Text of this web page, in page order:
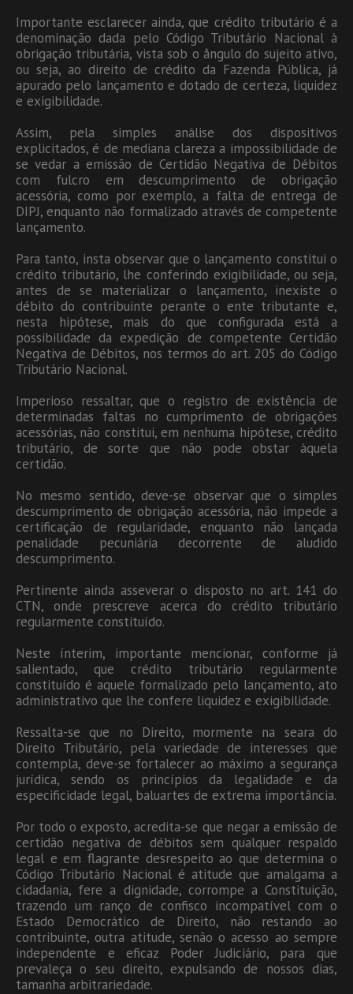
Importante esclarecer ainda, que crédito tributário é a
denominação dada pelo Código Tributário Nacional à
obrigação tributária, vista sob o ângulo do sujeito ativo,
ou seja, ao direito de crédito da Fazenda Pública, já
apurado pelo lançamento e dotado de certeza, liquidez
e exigibilidade.
Assim, pela simples análise dos dispositivos
explicitados, é de mediana clareza a impossibilidade de
se vedar a emissão de Certidão Negativa de Débitos
com fulcro em descumprimento de obrigação
acessória, como por exemplo, a falta de entrega de
DIPJ, enquanto não formalizado através de competente
lançamento.
Para tanto, insta observar que o lançamento constitui o
crédito tributário, lhe conferindo exigibilidade, ou seja,
antes de se materializar o lançamento, inexiste o
débito do contribuinte perante o ente tributante e,
nesta hipótese, mais do que configurada está a
possibilidade da expedição de competente Certidão
Negativa de Débitos, nos termos do art. 205 do Código
Tributário Nacional.
Imperioso ressaltar, que o registro de existência de
determinadas faltas no cumprimento de obrigações
acessórias, não constitui, em nenhuma hipótese, crédito
tributário, de sorte que não pode obstar àquela
certidão.
No mesmo sentido, deve-se observar que o simples
descumprimento de obrigação acessória, não impede a
certificação de regularidade, enquanto não lançada
penalidade pecuniária decorrente de aludido
descumprimento.
Pertinente ainda asseverar o disposto no art. 141 do
CTN, onde prescreve acerca do crédito tributário
regularmente constituído.
Neste ínterim, importante mencionar, conforme já
salientado, que crédito tributário regularmente
constituído é aquele formalizado pelo lançamento, ato
administrativo que lhe confere liquidez e exigibilidade.
Ressalta-se que no Direito, mormente na seara do
Direito Tributário, pela variedade de interesses que
contempla, deve-se fortalecer ao máximo a segurança
jurídica, sendo os princípios da legalidade e da
especificidade legal, baluartes de extrema importância.
Por todo o exposto, acredita-se que negar a emissão de
certidão negativa de débitos sem qualquer respaldo
legal e em flagrante desrespeito ao que determina o
Código Tributário Nacional é atitude que amalgama a
cidadania, fere a dignidade, corrompe a Constituição,
trazendo um ranço de confisco incompatível com o
Estado Democrático de Direito, não restando ao
contribuinte, outra atitude, senão o acesso ao sempre
independente e eficaz Poder Judiciário, para que
prevaleça o seu direito, expulsando de nossos dias,
tamanha arbitrariedade.